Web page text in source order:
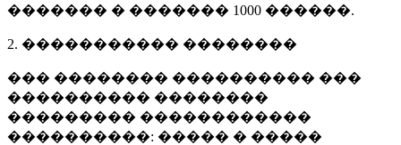
������� � ������� 1000 ������.
2. ����������� ��������
��� �������� ���������� ���
���������� ��������
��������� ������������
����������: ����� � �����